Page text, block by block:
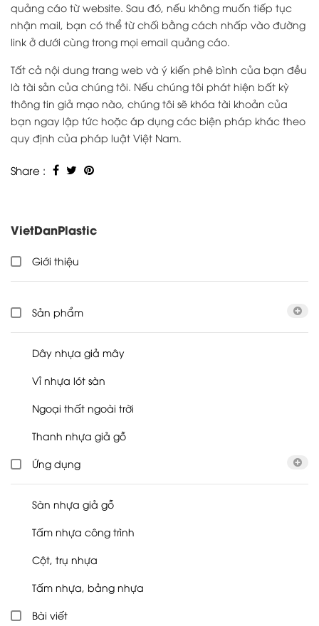
quảng cáo từ website. Sau đó, nếu không muốn tiếp tục
nhận mail, bạn có thể từ chối bằng cách nhấp vào đường
link ở dưới cùng trong mọi email quảng cáo.
Tất cả nội dung trang web và ý kiến phê bình của bạn đều
là tài sản của chúng tôi. Nếu chúng tôi phát hiện bất kỳ
thông tin giả mạo nào, chúng tôi sẽ khóa tài khoản của
bạn ngay lập tức hoặc áp dụng các biện pháp khác theo
quy định của pháp luật Việt Nam.
Share :
VietDanPlastic
Giới thiệu
Sản phẩm
Dây nhựa giả mây
Vỉ nhựa lót sàn
Ngoại thất ngoài trời
Thanh nhựa giả gỗ
Ứng dụng
Sàn nhựa giả gỗ
Tấm nhựa công trình
Cột, trụ nhựa
Tấm nhựa, bảng nhựa
Bài viết